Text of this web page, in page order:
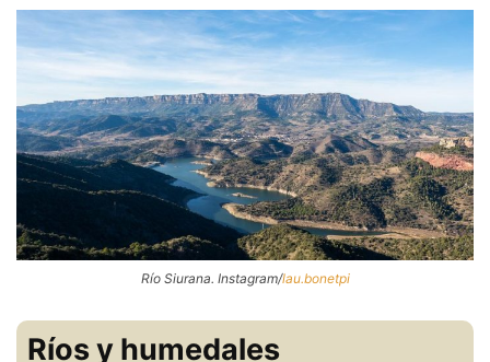
Río Siurana. Instagram/lau.bonetpi
Ríos y humedales